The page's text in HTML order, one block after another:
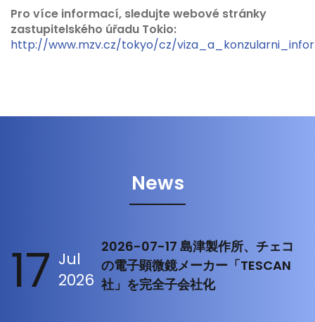
Pro více informací, sledujte webové stránky
zastupitelského úřadu Tokio:
http://www.mzv.cz/tokyo/cz/
News
17 Jul
2026
2026-07-17 島津製作所、チェコ
の電子顕微鏡メーカー「TESCAN
社」を完全子会社化